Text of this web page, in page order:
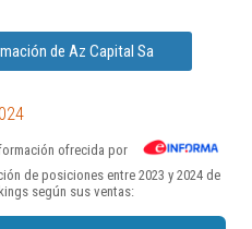
de Az Capital Sa
ofrecida por
de posiciones entre 2023 y 2024 de
según sus ventas: